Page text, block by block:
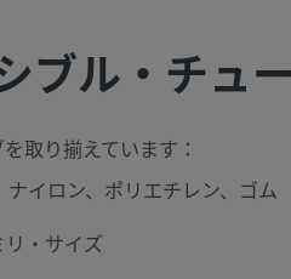
ブル・チュ
取り揃えています：
イロン、ポリエチレン、ゴム
・サイズ